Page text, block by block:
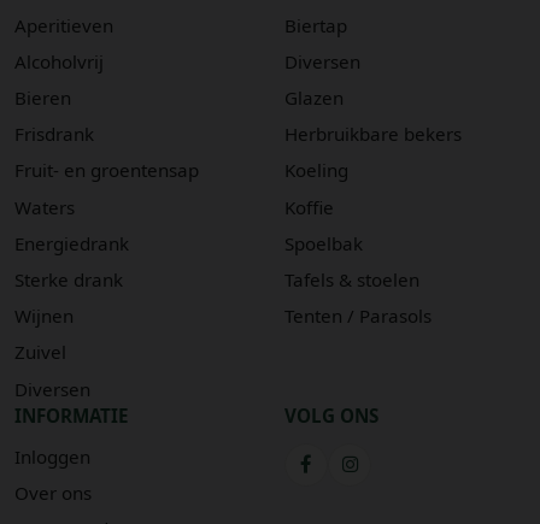
Aperitieven
Alcoholvrij
Bieren
Frisdrank
Fruit- en groentensap
Waters
Energiedrank
Sterke drank
Wijnen
Zuivel
Diversen
Biertap
Diversen
Glazen
Herbruikbare bekers
Koeling
Koffie
Spoelbak
Tafels & stoelen
Tenten / Parasols
INFORMATIE
Inloggen
Over ons
VOLG ONS